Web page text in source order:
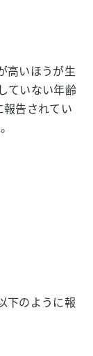
高いほうが生
ていない年齢
報告されてい
下のように報